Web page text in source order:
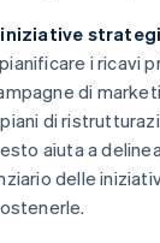
i ricavi
di
di
aiuta a
delle